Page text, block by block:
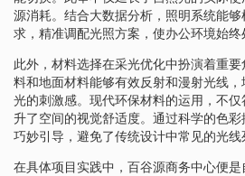
源消耗。结合大数据分析，照明系统能
求，精准调配光照方案，使办公环境始终
此外，材料选择在采光优化中扮演着重
料和地面材料能够有效反射和漫射光线
光的刺激感。现代环保材料的运用，不
升了空间的视觉舒适度。通过科学的色
巧妙引导，避免了传统设计中常见的光线
在具体项目实践中，百谷源商务中心便